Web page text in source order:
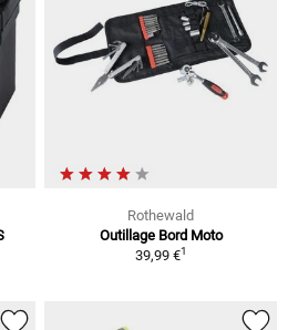
Rothewald
Outillage Bord Moto
39,99 €1